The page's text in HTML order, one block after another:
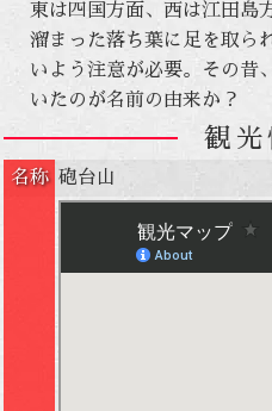
東は四国方面、西は江田島
溜まった落ち葉に足を取ら
いよう注意が必要。その昔
いたのが名前の由来か？
観光
名称 砲台山